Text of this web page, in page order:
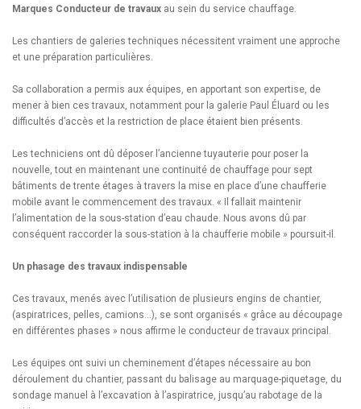
Marques Conducteur de travaux au sein du service chauffage.
Les chantiers de galeries techniques nécessitent vraiment une approche
et une préparation particulières.
Sa collaboration a permis aux équipes, en apportant son expertise, de
mener à bien ces travaux, notamment pour la galerie Paul Éluard ou les
difficultés d’accès et la restriction de place étaient bien présents.
Les techniciens ont dû déposer l’ancienne tuyauterie pour poser la
nouvelle, tout en maintenant une continuité de chauffage pour sept
bâtiments de trente étages à travers la mise en place d’une chaufferie
mobile avant le commencement des travaux. « Il fallait maintenir
l’alimentation de la sous-station d’eau chaude. Nous avons dû par
conséquent raccorder la sous-station à la chaufferie mobile » poursuit-il.
Un phasage des travaux indispensable
Ces travaux, menés avec l’utilisation de plusieurs engins de chantier,
(aspiratrices, pelles, camions…), se sont organisés « grâce au découpage
en différentes phases » nous affirme le conducteur de travaux principal.
Les équipes ont suivi un cheminement d’étapes nécessaire au bon
déroulement du chantier, passant du balisage au marquage-piquetage, du
sondage manuel à l’excavation à l’aspiratrice, jusqu’au rabotage de la